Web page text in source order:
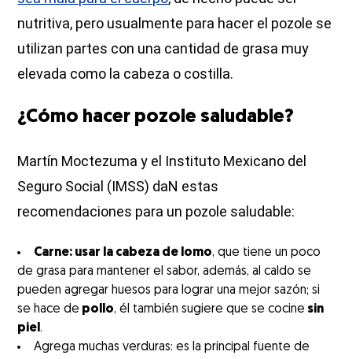
nutritiva, pero usualmente para hacer el pozole se
utilizan partes con una cantidad de grasa muy
elevada como la cabeza o costilla.
¿Cómo hacer pozole saludable?
Martín Moctezuma y el Instituto Mexicano del
Seguro Social (IMSS) daN estas
recomendaciones para un pozole saludable:
Carne: usar la cabeza de lomo, que tiene un poco
de grasa para mantener el sabor, además, al caldo se
pueden agregar huesos para lograr una mejor sazón; si
se hace de pollo, él también sugiere que se cocine sin
piel.
Agrega muchas verduras: es la principal fuente de